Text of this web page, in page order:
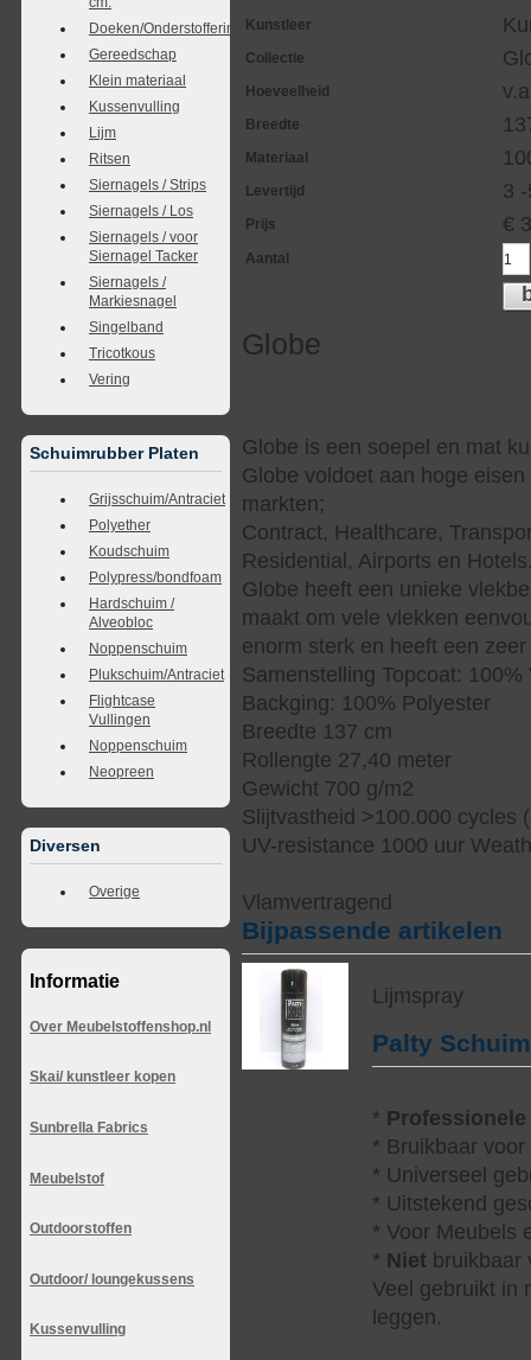
Doeken/Onderstoffering
Gereedschap
Klein materiaal
Kussenvulling
Lijm
Ritsen
Siernagels / Strips
Siernagels / Los
Siernagels / voor
Siernagel Tacker
Siernagels /
Markiesnagel
Singelband
Tricotkous
Vering
Schuimrubber Platen
Grijsschuim/Antraciet
Polyether
Koudschuim
Polypress/bondfoam
Hardschuim /
Alveobloc
Noppenschuim
Plukschuim/Antraciet
Flightcase
Vullingen
Noppenschuim
Neopreen
Diversen
Overige
Informatie
Over Meubelstoffenshop.nl
Skai/ kunstleer kopen
Sunbrella Fabrics
Meubelstof
Outdoorstoffen
Outdoor/ loungekussens
Kussenvulling
Kunstleer
Collectie
Hoeveelheid
Breedte
Materiaal
Levertijd 3
Prijs €
Aantal
Globe
Globe is een soepel en mat
Globe voldoet aan hoge
markten;
Contract, Healthcare,
Residential, Airports en
Globe heeft een unieke
maakt om vele vlekken
enorm sterk en heeft een
Samenstelling Topcoat: 100%
Backging: 100% Polyester
Breedte 137 cm
Rollengte 27,40 meter
Gewicht 700 g/m2
Slijtvastheid >100.000 cycles
UV-resistance 1000 uur
Vlamvertragend
Bijpassende artikelen
Lijmspray
Palty
* Professionele
* Bruikbaar
* Universeel
* Uitstekend
* Voor Meubels
* Niet bruikbaar
Veel gebruikt in
leggen.